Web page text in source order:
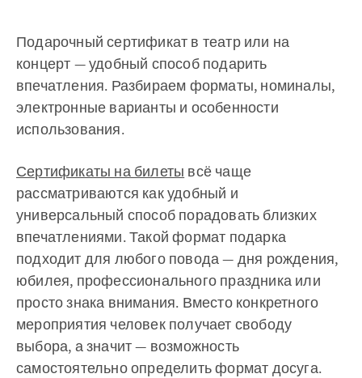
Подарочный сертификат в театр или на
концерт — удобный способ подарить
впечатления. Разбираем форматы, номиналы,
электронные варианты и особенности
использования.
Сертификаты на билеты всё чаще
рассматриваются как удобный и
универсальный способ порадовать близких
впечатлениями. Такой формат подарка
подходит для любого повода — дня рождения,
юбилея, профессионального праздника или
просто знака внимания. Вместо конкретного
мероприятия человек получает свободу
выбора, а значит — возможность
самостоятельно определить формат досуга.